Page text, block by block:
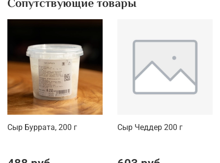
Сопутствующие товары
Сыр Буррата, 200 г Сыр Чеддер 200 г